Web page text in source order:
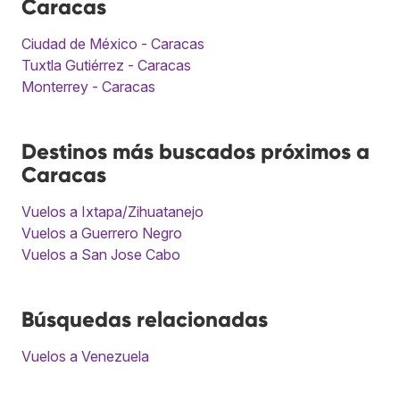
Caracas
Ciudad de México - Caracas
Tuxtla Gutiérrez - Caracas
Monterrey - Caracas
Destinos más buscados próximos a
Caracas
Vuelos a Ixtapa/Zihuatanejo
Vuelos a Guerrero Negro
Vuelos a San Jose Cabo
Búsquedas relacionadas
Vuelos a Venezuela